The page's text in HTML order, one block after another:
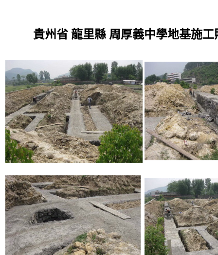
貴州省 龍里縣 周厚義中學地基施工